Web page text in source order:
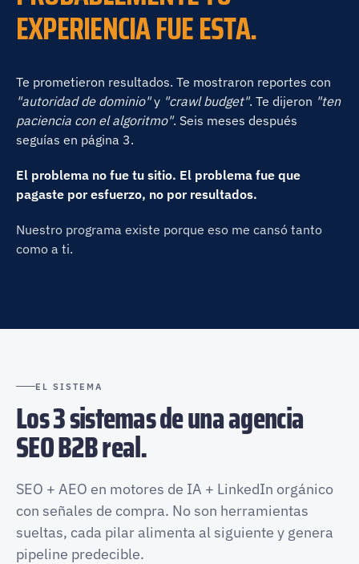
EXPERIENCIA FUE ESTA.
Te prometieron resultados. Te mostraron reportes con
"autoridad de dominio"y "crawl budget". Te dijeron "ten
paciencia con el algoritmo". Seis meses después
seguías en página 3.
El problema no fue tu sitio. El problema fue que
pagaste por esfuerzo, no por resultados.
Nuestro programa existe porque eso me cansó tanto
como a ti.
EL SISTEMA
Los 3 sistemas de una agencia
SEO B2B real.
SEO + AEO en motores de IA + LinkedIn orgánico
con señales de compra. No son herramientas
sueltas, cada pilar alimenta al siguiente y genera
pipeline predecible.